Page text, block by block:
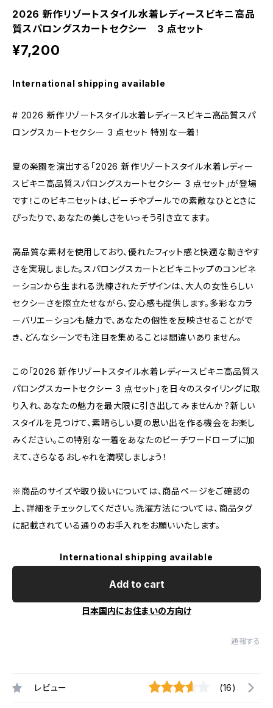
2026 新作リゾートスタイル水着レディースビキニ高品
質スパロングスカートセクシー 3 点セット
¥7,200
International shipping available
# 2026 新作リゾートスタイル水着レディースビキニ高品質スパ
ロングスカートセクシー 3 点セット 特別な一着！
夏の楽園を演出する「2026 新作リゾートスタイル水着レディー
スビキニ高品質スパロングスカートセクシー 3 点セット」が登場
です！このビキニセットは、ビーチやプールでの素敵なひとときに
ぴったりで、あなたの美しさをいっそう引き立てます。
高品質な素材を使用しており、優れたフィット感と快適な動きやす
さを実現しました。スパロングスカートとビキニトップのコンビネ
ーションから生まれる洗練されたデザインは、大人の女性らしい
セクシーさを際立たせながら、安心感も提供します。多彩なカラ
ーバリエーションも魅力で、あなたの個性を反映させることがで
き、どんなシーンでも注目を集めることは間違いありません。
この「2026 新作リゾートスタイル水着レディースビキニ高品質ス
パロングスカートセクシー 3 点セット」を日々のスタイリングに取
り入れ、あなたの魅力を最大限に引き出してみませんか？新しい
スタイルを見つけて、素晴らしい夏の思い出を作る機会をお楽し
みください。この特別な一着をあなたのビーチワードローブに加
えて、さらなるおしゃれを満喫しましょう！
※商品のサイズや取り扱いについては、商品ページをご確認の
上、詳細をチェックしてください。洗濯方法については、商品タグ
に記載されている通りのお手入れをお願いいたします。
International shipping available
Add to cart
日本国内にお住まいの方向け
通報する
レビュー (16)